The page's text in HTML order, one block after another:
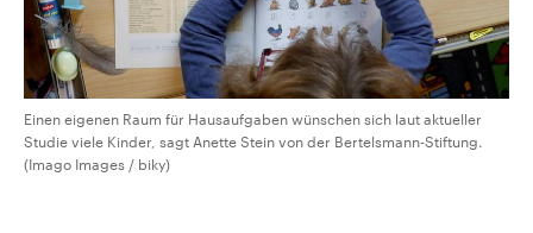
Einen eigenen Raum für Hausaufgaben wünschen sich laut aktueller
Studie viele Kinder, sagt Anette Stein von der Bertelsmann-Stiftung.
(Imago Images / biky)